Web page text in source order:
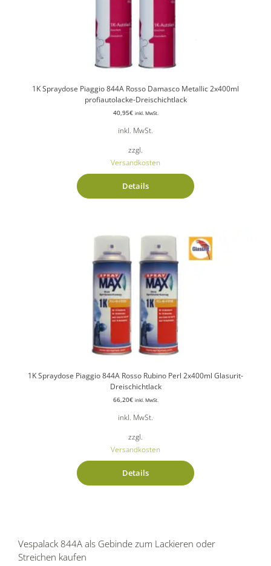
1K Spraydose Piaggio 844A Rosso Damasco Metallic 2x400ml
profiautolacke-Dreischichtlack
40,95€ inkl. MwSt.
inkl. MwSt.
zzgl.
Versandkosten
Details
1K Spraydose Piaggio 844A Rosso Rubino Perl 2x400ml Glasurit-
Dreischichtlack
66,20€ inkl. MwSt.
inkl. MwSt.
zzgl.
Versandkosten
Details
Vespalack 844A als Gebinde zum Lackieren oder
Streichen kaufen